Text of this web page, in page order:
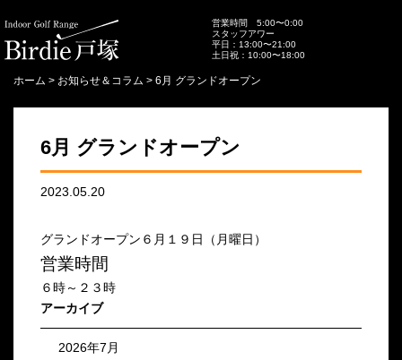
営業時間 5:00〜0:00
スタッフアワー
平日：13:00〜21:00
土日祝：10:00〜18:00
ホーム > お知らせ＆コラム > 6月 グランドオープン
6月 グランドオープン
2023.05.20
グランドオープン６月１９日（月曜日）
営業時間
６時～２３時
アーカイブ
2026年7月